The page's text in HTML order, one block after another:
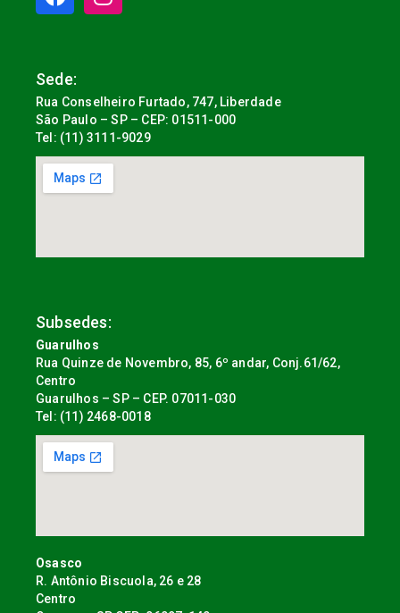
Sede:
Rua Conselheiro Furtado, 747, Liberdade
São Paulo – SP – CEP: 01511-000
Tel: (11) 3111-9029
Subsedes:
Guarulhos
Rua Quinze de Novembro, 85, 6º andar, Conj.61/62,
Centro
Guarulhos – SP – CEP. 07011-030
Tel: (11) 2468-0018
Osasco
R. Antônio Biscuola, 26 e 28
Centro